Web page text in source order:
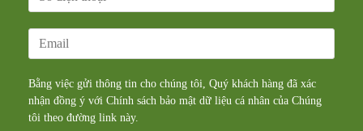
Bằng việc gửi thông tin cho chúng tôi, Quý khách hàng đã xác
nhận đồng ý với Chính sách bảo mật dữ liệu cá nhân của Chúng
tôi theo đường link này.